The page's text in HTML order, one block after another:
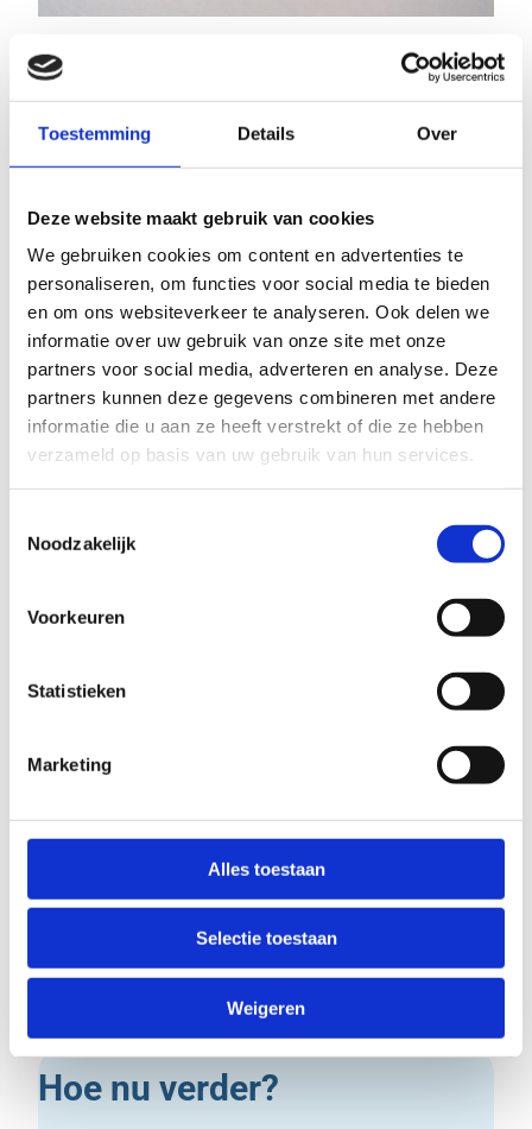
Toestemming Details Over
Deze website maakt gebruik van cookies
We gebruiken cookies om content en advertenties te
personaliseren, om functies voor social media te bieden
en om ons websiteverkeer te analyseren. Ook delen we
informatie over uw gebruik van onze site met onze
partners voor social media, adverteren en analyse. Deze
partners kunnen deze gegevens combineren met andere
informatie die u aan ze heeft verstrekt of die ze hebben
verzameld op basis van uw gebruik van hun services.
Noodzakelijk
Voorkeuren
Statistieken
Marketing
Alles toestaan
Selectie toestaan
Weigeren
Waterleiding van koper (bron: Oasen)
Waterleiding van PVC (bron: Oasen)
Hoe herken ik loden
waterleidingen?
Hoe nu verder?